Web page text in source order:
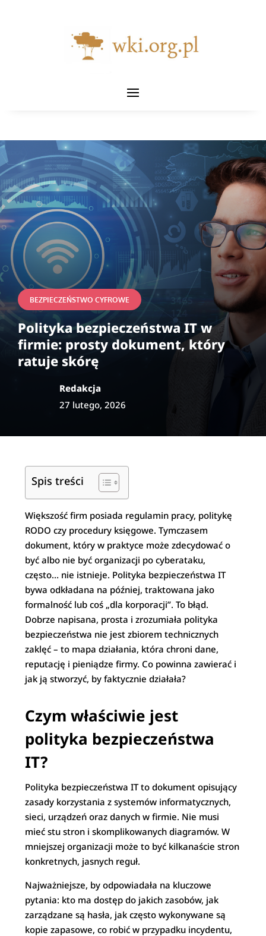
BEZPIECZEŃSTWO CYFROWE
Polityka bezpieczeństwa IT w
firmie: prosty dokument, który
ratuje skórę
Redakcja
27 lutego, 2026
Spis treści
Większość firm posiada regulamin pracy, politykę
RODO czy procedury księgowe. Tymczasem
dokument, który w praktyce może zdecydować o
być albo nie być organizacji po cyberataku,
często… nie istnieje. Polityka bezpieczeństwa IT
bywa odkładana na później, traktowana jako
formalność lub coś „dla korporacji”. To błąd.
Dobrze napisana, prosta i zrozumiała polityka
bezpieczeństwa nie jest zbiorem technicznych
zaklęć – to mapa działania, która chroni dane,
reputację i pieniądze firmy. Co powinna zawierać i
jak ją stworzyć, by faktycznie działała?
Czym właściwie jest
polityka bezpieczeństwa
IT?
Polityka bezpieczeństwa IT to dokument opisujący
zasady korzystania z systemów informatycznych,
sieci, urządzeń oraz danych w firmie. Nie musi
mieć stu stron i skomplikowanych diagramów. W
mniejszej organizacji może to być kilkanaście stron
konkretnych, jasnych reguł.
Najważniejsze, by odpowiadała na kluczowe
pytania: kto ma dostęp do jakich zasobów, jak
zarządzane są hasła, jak często wykonywane są
kopie zapasowe, co robić w przypadku incydentu,